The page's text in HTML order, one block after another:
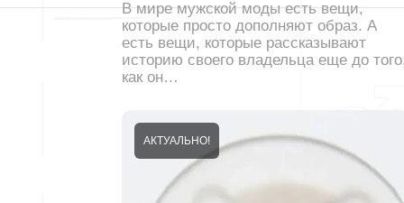
В мире мужской моды есть вещи,
которые просто дополняют образ. А
есть вещи, которые рассказывают
историю своего владельца еще до
как он…
АКТУАЛЬНО!